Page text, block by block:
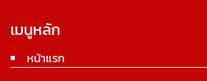
เมนูหลัก
หน้าแรก